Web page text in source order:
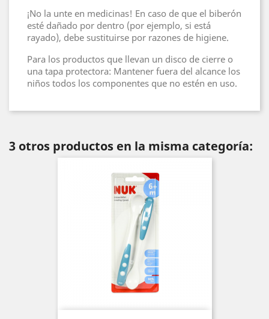
¡No la unte en medicinas! En caso de que el biberón
esté dañado por dentro (por ejemplo, si está
rayado), debe sustituirse por razones de higiene.
Para los productos que llevan un disco de cierre o
una tapa protectora: Mantener fuera del alcance los
niños todos los componentes que no estén en uso.
3 otros productos en la misma categoría: